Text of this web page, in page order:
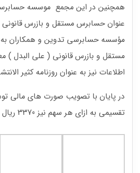
همچنین در این مجمع موسسه
عنوان حسابرس مستقل و بازرس
مؤسسه حسابرسی تدوین و همکاران
مستقل و بازرس قانونی ( علی البدل )
اطلاعات نیز به عنوان روزنامه کثیر
در پایان با تصویب صورت های مالی
تقسیمی به ازای هر سهم نیز 3370 ریال مصوب شد.